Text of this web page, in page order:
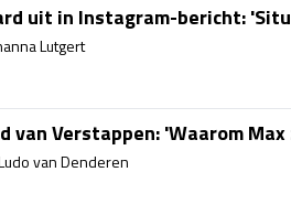
uit in Instagram-bericht:
Lutgert
van Verstappen: 'Waarom
van Denderen